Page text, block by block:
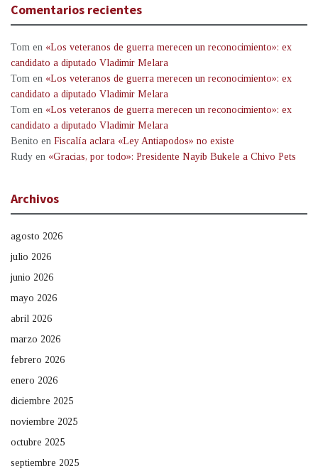
Comentarios recientes
Tom en «Los veteranos de guerra merecen un reconocimiento»: ex
candidato a diputado Vladimir Melara
Tom en «Los veteranos de guerra merecen un reconocimiento»: ex
candidato a diputado Vladimir Melara
Tom en «Los veteranos de guerra merecen un reconocimiento»: ex
candidato a diputado Vladimir Melara
Benito en Fiscalía aclara «Ley Antiapodos» no existe
Rudy en «Gracias, por todo»: Presidente Nayib Bukele a Chivo Pets
Archivos
agosto 2026
julio 2026
junio 2026
mayo 2026
abril 2026
marzo 2026
febrero 2026
enero 2026
diciembre 2025
noviembre 2025
octubre 2025
septiembre 2025